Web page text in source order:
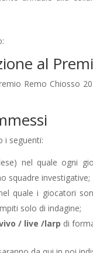
al
Remo Chiosso
i seguenti:
nel quale ogni
squadre investigative;
quale i giocatori
solo di indagine;
/ live /larp di